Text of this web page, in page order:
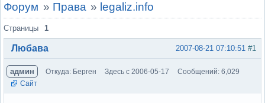
Форум » Права » legaliz.info
Страницы 1
#1
2007-08-21 07:10:51
Любава
админ Откуда: Берген Здесь с 2006-05-17
Сообщений: 6,029
Сайт